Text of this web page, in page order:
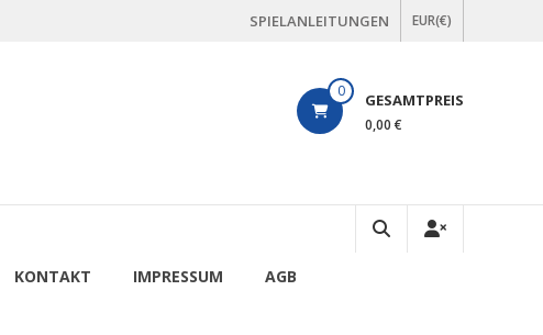
SPIELANLEITUNGEN EUR(€)
0 GESAMTPREIS
0,00 €
KONTAKT IMPRESSUM AGB